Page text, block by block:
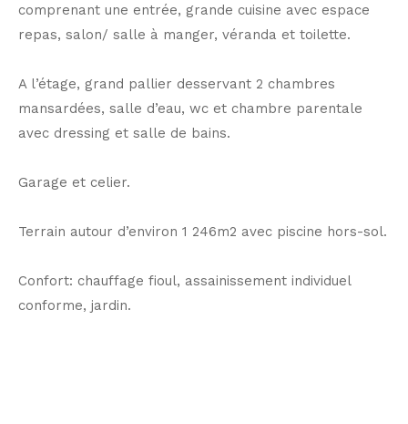
comprenant une entrée, grande cuisine avec espace
repas, salon/ salle à manger, véranda et toilette.
A l’étage, grand pallier desservant 2 chambres
mansardées, salle d’eau, wc et chambre parentale
avec dressing et salle de bains.
Garage et celier.
Terrain autour d’environ 1 246m2 avec piscine hors-sol.
Confort: chauffage fioul, assainissement individuel
conforme, jardin.